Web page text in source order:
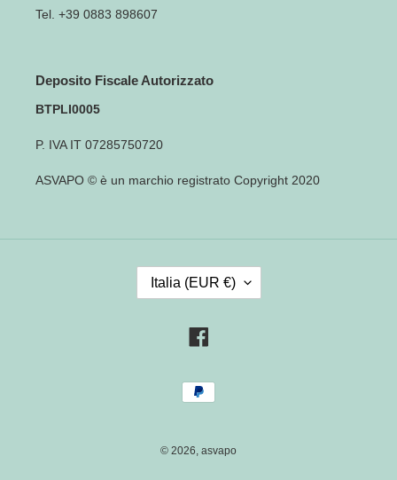
Tel. +39 0883 898607
Deposito Fiscale Autorizzato
BTPLI0005
P. IVA IT 07285750720
ASVAPO © è un marchio registrato Copyright 2020
Italia (EUR €)
Metodi
di
© 2026, asvapo